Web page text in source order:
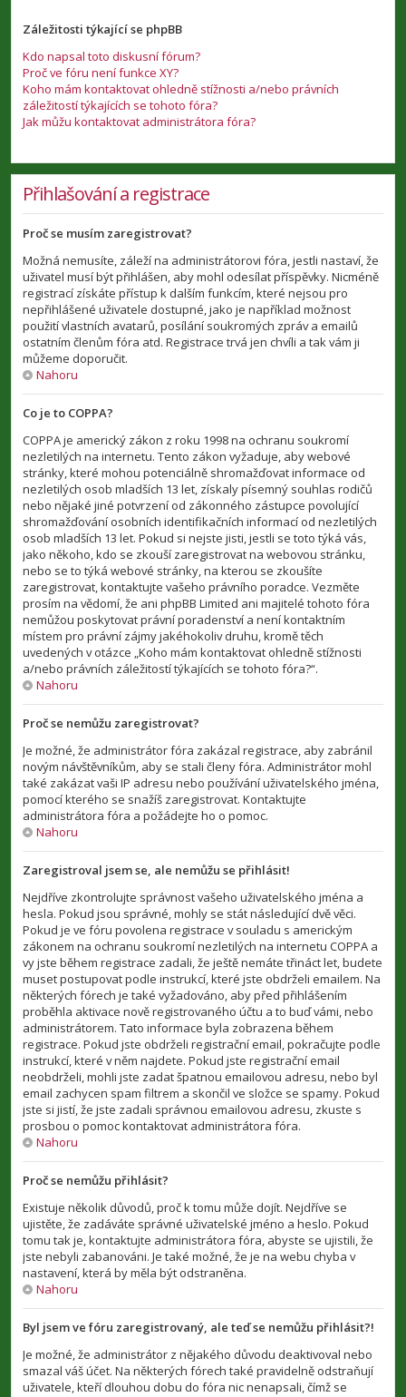
Záležitosti týkající se phpBB
Kdo napsal toto diskusní fórum?
Proč ve fóru není funkce XY?
Koho mám kontaktovat ohledně stížnosti a/nebo právních
záležitostí týkajících se tohoto fóra?
Jak můžu kontaktovat administrátora fóra?
Přihlašování a registrace
Proč se musím zaregistrovat?
Možná nemusíte, záleží na administrátorovi fóra, jestli nastaví, že
uživatel musí být přihlášen, aby mohl odesílat příspěvky. Nicméně
registrací získáte přístup k dalším funkcím, které nejsou pro
nepřihlášené uživatele dostupné, jako je například možnost
použití vlastních avatarů, posílání soukromých zpráv a emailů
ostatním členům fóra atd. Registrace trvá jen chvíli a tak vám ji
můžeme doporučit.
Nahoru
Co je to COPPA?
COPPA je americký zákon z roku 1998 na ochranu soukromí
nezletilých na internetu. Tento zákon vyžaduje, aby webové
stránky, které mohou potenciálně shromažďovat informace od
nezletilých osob mladších 13 let, získaly písemný souhlas rodičů
nebo nějaké jiné potvrzení od zákonného zástupce povolující
shromažďování osobních identifikačních informací od nezletilých
osob mladších 13 let. Pokud si nejste jisti, jestli se toto týká vás,
jako někoho, kdo se zkouší zaregistrovat na webovou stránku,
nebo se to týká webové stránky, na kterou se zkoušíte
zaregistrovat, kontaktujte vašeho právního poradce. Vezměte
prosím na vědomí, že ani phpBB Limited ani majitelé tohoto fóra
nemůžou poskytovat právní poradenství a není kontaktním
místem pro právní zájmy jakéhokoliv druhu, kromě těch
uvedených v otázce „Koho mám kontaktovat ohledně stížnosti
a/nebo právních záležitostí týkajících se tohoto fóra?“.
Nahoru
Proč se nemůžu zaregistrovat?
Je možné, že administrátor fóra zakázal registrace, aby zabránil
novým návštěvníkům, aby se stali členy fóra. Administrátor mohl
také zakázat vaši IP adresu nebo používání uživatelského jména,
pomocí kterého se snažíš zaregistrovat. Kontaktujte
administrátora fóra a požádejte ho o pomoc.
Nahoru
Zaregistroval jsem se, ale nemůžu se přihlásit!
Nejdříve zkontrolujte správnost vašeho uživatelského jména a
hesla. Pokud jsou správné, mohly se stát následující dvě věci.
Pokud je ve fóru povolena registrace v souladu s americkým
zákonem na ochranu soukromí nezletilých na internetu COPPA a
vy jste během registrace zadali, že ještě nemáte třináct let, budete
muset postupovat podle instrukcí, které jste obdrželi emailem. Na
některých fórech je také vyžadováno, aby před přihlášením
proběhla aktivace nově registrovaného účtu a to buď vámi, nebo
administrátorem. Tato informace byla zobrazena během
registrace. Pokud jste obdrželi registrační email, pokračujte podle
instrukcí, které v něm najdete. Pokud jste registrační email
neobdrželi, mohli jste zadat špatnou emailovou adresu, nebo byl
email zachycen spam filtrem a skončil ve složce se spamy. Pokud
jste si jistí, že jste zadali správnou emailovou adresu, zkuste s
prosbou o pomoc kontaktovat administrátora fóra.
Nahoru
Proč se nemůžu přihlásit?
Existuje několik důvodů, proč k tomu může dojít. Nejdříve se
ujistěte, že zadáváte správné uživatelské jméno a heslo. Pokud
tomu tak je, kontaktujte administrátora fóra, abyste se ujistili, že
jste nebyli zabanováni. Je také možné, že je na webu chyba v
nastavení, která by měla být odstraněna.
Nahoru
Byl jsem ve fóru zaregistrovaný, ale teď se nemůžu přihlásit?!
Je možné, že administrátor z nějakého důvodu deaktivoval nebo
smazal váš účet. Na některých fórech také pravidelně odstraňují
uživatele, kteří dlouhou dobu do fóra nic nenapsali, čímž se